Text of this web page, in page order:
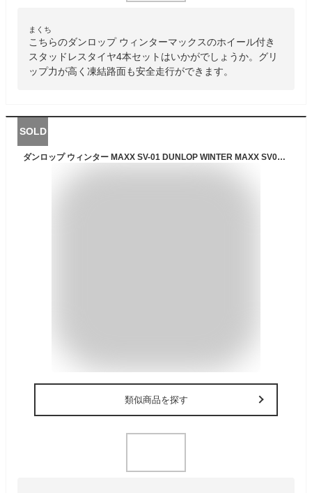
まくち
こちらのダンロップ ウィンターマックスのホイール付き
スタッドレスタイヤ4本セットはいかがでしょうか。グリ
ップ力が高く凍結路面も安全走行ができます。
SOLD
ダンロップ ウィンター MAXX SV-01 DUNLOP WINTER MAXX SV01 145R12 6PR ダイハツ 純正スチール〈センターハブキャップ付〉 4Jx12 +40 4/100 シルバー(銀色)系 ハイゼット カーゴ アトレー ハイゼットトラック ハイゼット
類似商品を探す